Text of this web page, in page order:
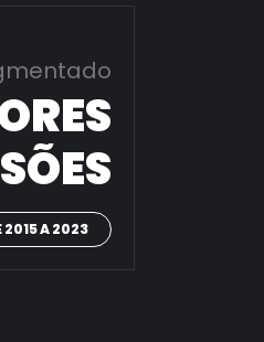
2015 A 2023